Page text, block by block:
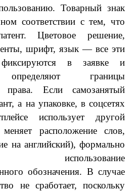
Товарный знак
соответствии с тем, что
Цветовое решение,
шрифт, язык — все эти
фиксируются в заявке и
определяют границы
права. Если самозанятый
а на упаковке, в соцсетях
использует другой
расположение слов,
на английский), формально
использование
обозначения. В случае
не сработает, поскольку